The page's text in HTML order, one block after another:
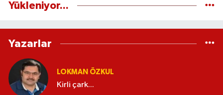
Yükleniyor...
Yazarlar
LOKMAN ÖZKUL
Kirli çark...